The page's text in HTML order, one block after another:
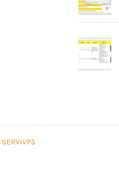
SERVIVPS